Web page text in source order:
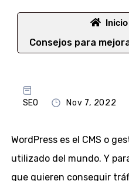
Inicio
Consejos para
SEO Nov 7, 2022
WordPress es el CMS o
utilizado del mundo. Y
que quieren conseguir